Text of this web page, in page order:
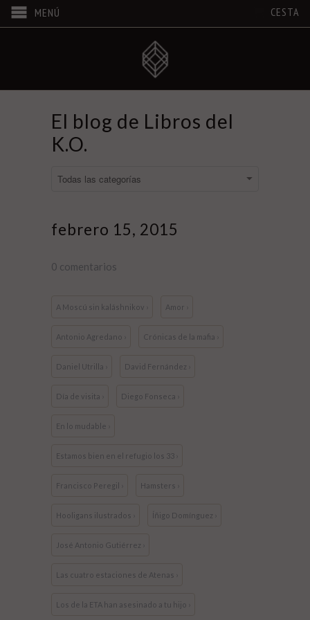
MENÚ CESTA
El blog de Libros del
K.O.
febrero 15, 2015
0 comentarios
A Moscú sin kaláshnikov › Amor ›
Antonio Agredano › Crónicas de la mafia ›
Daniel Utrilla › David Fernández ›
Día de visita › Diego Fonseca ›
En lo mudable ›
Estamos bien en el refugio los 33 ›
Francisco Peregil › Hamsters ›
Hooligans ilustrados › Íñigo Domínguez ›
José Antonio Gutiérrez ›
Las cuatro estaciones de Atenas ›
Los de la ETA han asesinado a tu hijo ›